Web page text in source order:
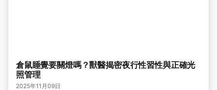
倉鼠睡覺要關燈嗎？獸醫揭密夜行性習性與正確光
照管理
2025年11月09日